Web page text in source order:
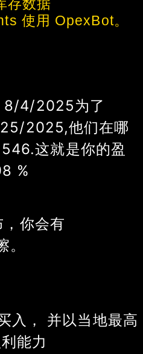
存数据
使用 OpexBot。
8/4/2025为了
2025,他们在哪
542.这就是你的盈
%
，你会有
。
入， 并以当地最高
能力